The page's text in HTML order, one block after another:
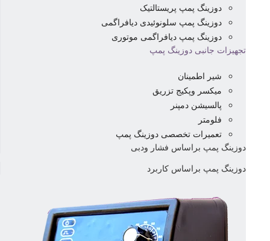
دوزینگ پمپ پریستالتیک
دوزینگ پمپ سلونوئیدی دیافراگمی
دوزینگ پمپ دیافراگمی موتوری
تجهیزات جانبی دوزینگ پمپ
شیر اطمینان
میکسر وپکیج تزریق
پالسیشن دمپنر
فلومتر
تعمیرات تخصصی دوزینگ پمپ
دوزینگ پمپ براساس فشار ودبی
دوزینگ پمپ براساس کاربرد